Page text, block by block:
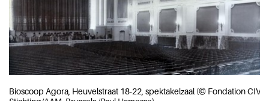
Bioscoop Agora, Heuvelstraat 18-22, spektakelzaal (© Fondation CIVA